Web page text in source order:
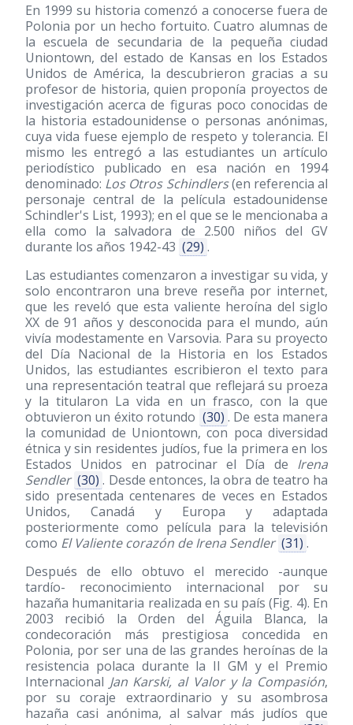
En 1999 su historia comenzó a conocerse fuera de
Polonia por un hecho fortuito. Cuatro alumnas de
la escuela de secundaria de la pequeña ciudad
Uniontown, del estado de Kansas en los Estados
Unidos de América, la descubrieron gracias a su
profesor de historia, quien proponía proyectos de
investigación acerca de figuras poco conocidas de
la historia estadounidense o personas anónimas,
cuya vida fuese ejemplo de respeto y tolerancia. El
mismo les entregó a las estudiantes un artículo
periodístico publicado en esa nación en 1994
denominado: Los Otros Schindlers(en referencia al
personaje central de la película estadounidense
Schindler's List, 1993); en el que se le mencionaba a
ella como la salvadora de 2.500 niños del GV
durante los años 1942-43 (29) .
Las estudiantes comenzaron a investigar su vida, y
solo encontraron una breve reseña por internet,
que les reveló que esta valiente heroína del siglo
XX de 91 años y desconocida para el mundo, aún
vivía modestamente en Varsovia. Para su proyecto
del Día Nacional de la Historia en los Estados
Unidos, las estudiantes escribieron el texto para
una representación teatral que reflejará su proeza
y la titularon La vida en un frasco, con la que
obtuvieron un éxito rotundo (30) . De esta manera
la comunidad de Uniontown, con poca diversidad
étnica y sin residentes judíos, fue la primera en los
Estados Unidos en patrocinar el Día de Irena
Sendler (30) . Desde entonces, la obra de teatro ha
sido presentada centenares de veces en Estados
Unidos, Canadá y Europa y adaptada
posteriormente como película para la televisión
como El Valiente corazón de Irena Sendler (31) .
Después de ello obtuvo el merecido -aunque
tardío- reconocimiento internacional por su
hazaña humanitaria realizada en su país (Fig. 4). En
2003 recibió la Orden del Águila Blanca, la
condecoración más prestigiosa concedida en
Polonia, por ser una de las grandes heroínas de la
resistencia polaca durante la II GM y el Premio
Internacional Jan Karski, al Valor y la Compasión,
por su coraje extraordinario y su asombrosa
hazaña casi anónima, al salvar más judíos que